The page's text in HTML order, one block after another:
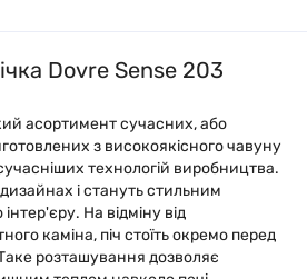
Dovre Sense 203
асортимент сучасних, або
з високоякісного чавуну
технологій виробництва.
дизайнах і стануть стильним
На відміну від
каміна, піч стоїть окремо перед
розташування дозволяє